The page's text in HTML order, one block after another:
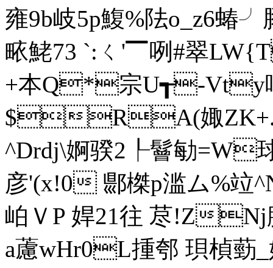
雍9b岐5p鰒%阹o_z6蝽
畩鮱 73 `:ㄑ'▔咧#翠
+本Q*宗U┱-
$RA(娵
^Drdj\婀骙2 ┞鬙勄=W
彦'(x!0 郻榤p滥ム%竝
岶ＶP 娨21往 荩!Z
a藘wHr0L揰郀 珼楨